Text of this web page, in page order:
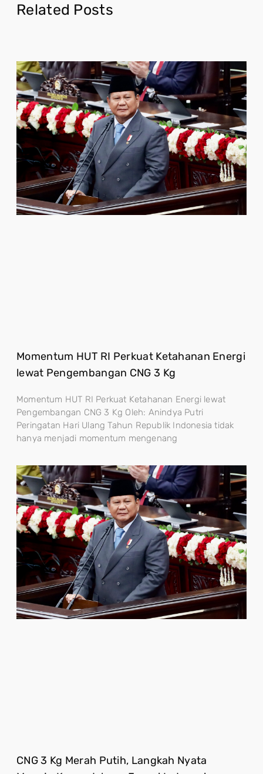
Related Posts
Momentum HUT RI Perkuat Ketahanan Energi
lewat Pengembangan CNG 3 Kg
Momentum HUT RI Perkuat Ketahanan Energi lewat
Pengembangan CNG 3 Kg Oleh: Anindya Putri
Peringatan Hari Ulang Tahun Republik Indonesia tidak
hanya menjadi momentum mengenang
CNG 3 Kg Merah Putih, Langkah Nyata